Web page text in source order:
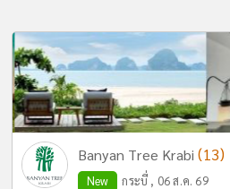
Banyan Tree Krabi(13)
New กระบี่ , 06 ส.ค. 69